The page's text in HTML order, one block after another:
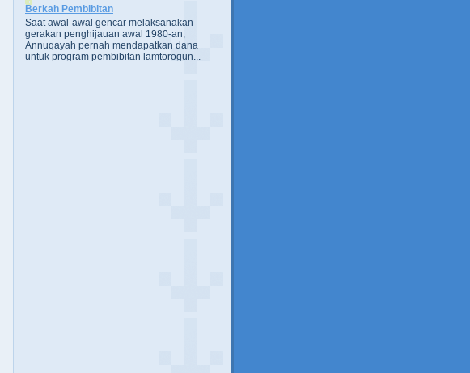
Berkah Pembibitan
Saat awal-awal gencar melaksanakan
gerakan penghijauan awal 1980-an,
Annuqayah pernah mendapatkan dana
untuk program pembibitan lamtorogun...